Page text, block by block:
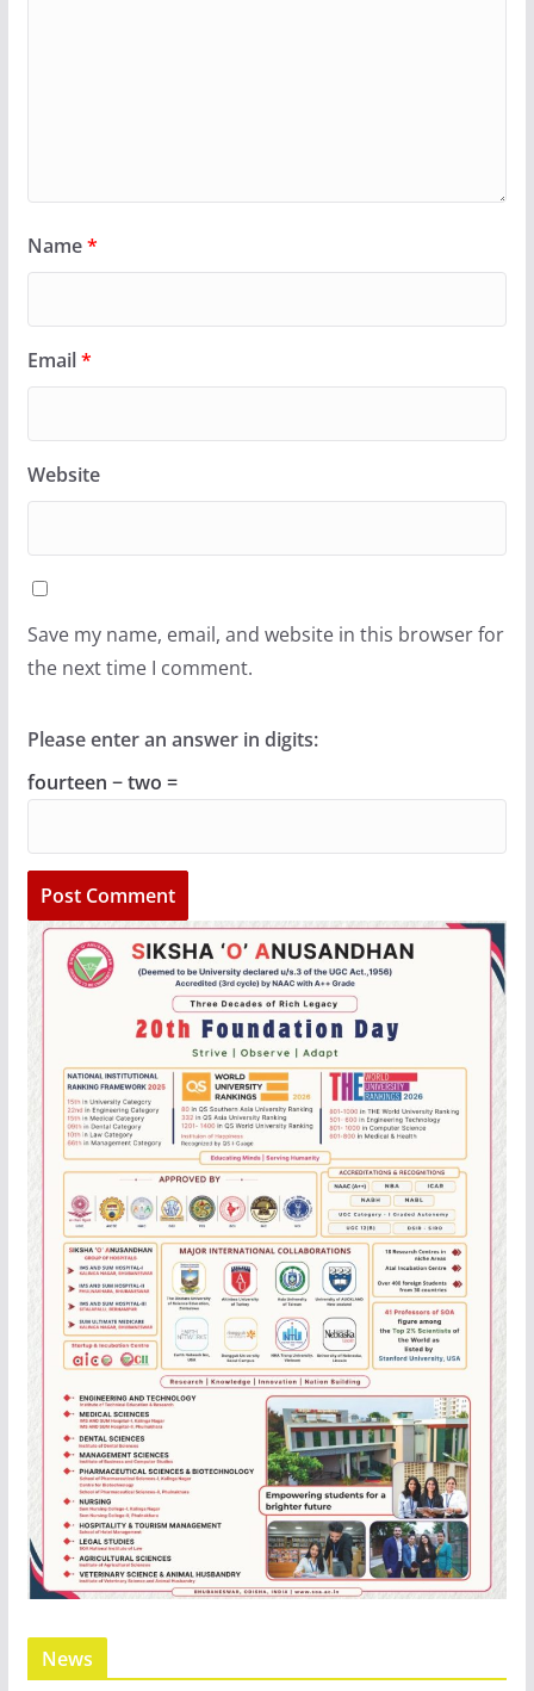
Name*
Email*
Website
Save my name, email, and website in this browser for
the next time I comment.
Please enter an answer in digits:
fourteen − two =
News